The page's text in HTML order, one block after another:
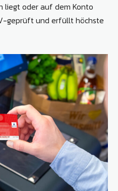
liegt oder auf dem Konto
geprüft und erfüllt höchste